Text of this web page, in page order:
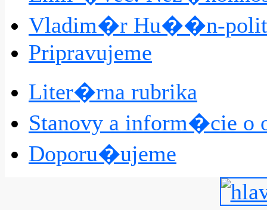
Vladim�r Hu��n-
Pripravujeme
Liter�rna rubrika
Stanovy a inform�cie
Doporu�ujeme